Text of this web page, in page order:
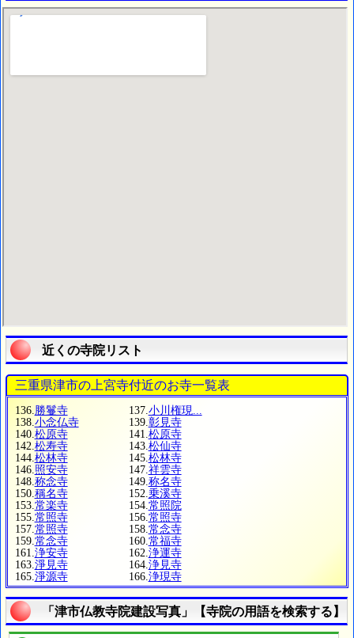
近くの寺院リスト
三重県津市の上宮寺付近のお寺一覧表
136. 勝鬘寺 137. 小川権現...
138. 小念仏寺 139. 彰見寺
140. 松原寺 141. 松原寺
142. 松寿寺 143. 松仙寺
144. 松林寺 145. 松林寺
146. 照安寺 147. 祥雲寺
148. 称念寺 149. 称名寺
150. 稱名寺 152. 乗溪寺
153. 常楽寺 154. 常照院
155. 常照寺 156. 常照寺
157. 常照寺 158. 常念寺
159. 常念寺 160. 常福寺
161. 浄安寺 162. 浄運寺
163. 淨見寺 164. 浄見寺
165. 淨源寺 166. 浄現寺
「津市仏教寺院建設写真」【寺院の用語を検索する】